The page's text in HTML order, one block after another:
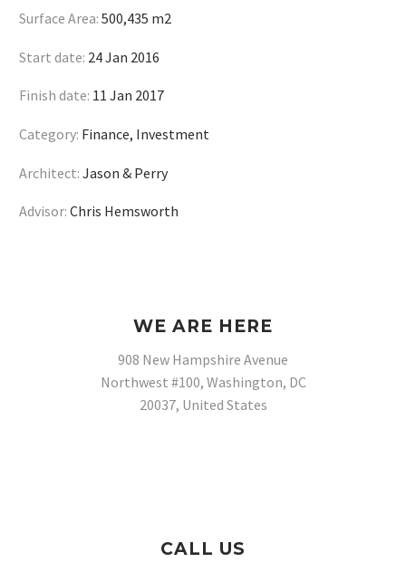
Surface Area: 500,435 m2
Start date: 24 Jan 2016
Finish date: 11 Jan 2017
Category: Finance, Investment
Architect: Jason & Perry
Advisor: Chris Hemsworth
WE ARE HERE
908 New Hampshire Avenue
Northwest #100, Washington, DC
20037, United States
CALL US